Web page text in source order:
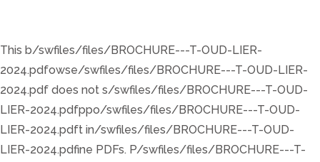
This b/swfiles/files/BROCHURE---T-OUD-LIER-
2024.pdfowse/swfiles/files/BROCHURE---T-OUD-LIER-
2024.pdf does not s/swfiles/files/BROCHURE---T-OUD-
LIER-2024.pdfppo/swfiles/files/BROCHURE---T-OUD-
LIER-2024.pdft in/swfiles/files/BROCHURE---T-OUD-
LIER-2024.pdfine PDFs. P/swfiles/files/BROCHURE---T-